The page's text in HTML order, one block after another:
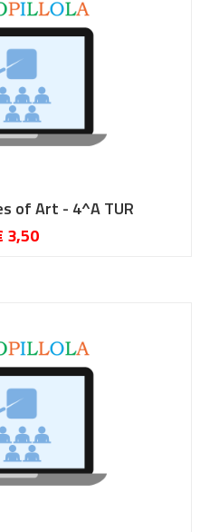
of Art - 4^A TUR
3,50